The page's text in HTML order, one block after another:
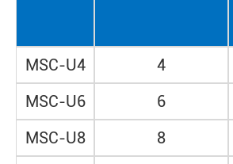
MSC-U4 4
MSC-U6
6
MSC-U8
8